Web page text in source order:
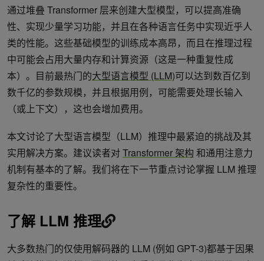
通过堆叠 Transformer 层来创建大型模型，可以提高准确
性、实现少量学习功能，并且在各种语言任务中实现近乎人
类的性能。这些基础模型的训练成本高昂，而且在推理过程
中可能会占用大量内存和计算资源（这是一种重复性成
本）。目前最热门的大型语言模型 (LLM)可以达到数百亿到
数千亿的参数规模，并且根据用例，可能需要处理长输入
（或上下文），这也会增加费用。
本文讨论了大型语言模型（LLM）推理中最紧迫的挑战及其
实用解决方案。建议读者对Transformer 架构 和通用注意力
机制有基本的了解。我们将在下一节重点讨论掌握 LLM 推理
复杂性的重要性。
了解 LLM 推理
大多数热门的仅使用解码器的 LLM (例如 GPT-3)都基于因果